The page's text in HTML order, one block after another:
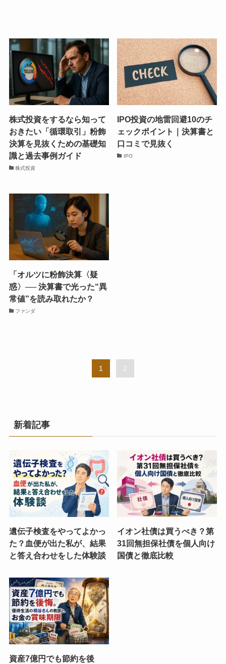
株式投資をするなら知って
おきたい「循環取引」粉飾
決算を見抜くための基礎知
識と過去事例ガイド
株式投資
IPO投資の地雷回避10のチ
ェックポイント｜決算書と
口コミで見抜く
IPO
「オルツに粉飾決算〈疑
惑〉── 決算書で光った“異
常値”を読み取れたか？
ファンダ
1 2
新着記事
遺伝子検査をやってよかっ
た？血便が出た私が、結果
と答え合わせをした体験談
イオン社債は買うべき？第
31回無担保社債を個人向け
国債と徹底比較
資産7億円でも節約を後